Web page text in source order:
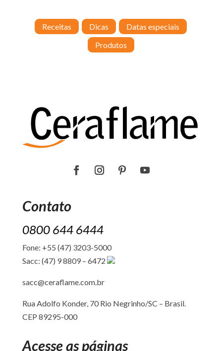
Receitas Dicas
Datas especiais
Produtos
Contato
0800 644 6444
Fone: +55 (47) 3203-5000
Sacc: (47) 9 8809 – 6472
sacc@ceraflame.com.br
Rua Adolfo Konder, 70 Rio Negrinho/SC – Brasil.
CEP 89295-000
Acesse as páginas